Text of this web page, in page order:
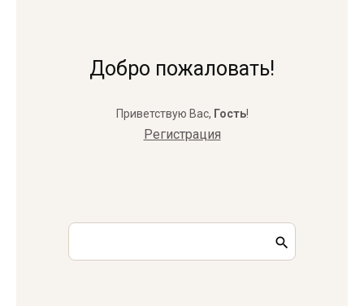
Добро пожаловать!
Приветствую Вас, Гость!
Регистрация